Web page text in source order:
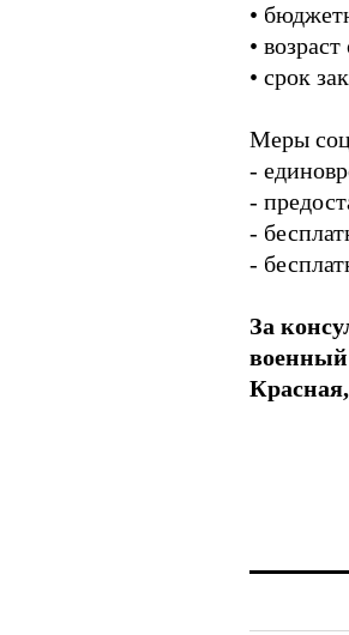
•
•
• срок
Меры
-
-
-
-
За
военный